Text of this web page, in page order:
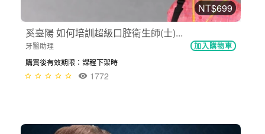
NT$699
奚臺陽 如何培訓超級口腔衛生師(士)...
牙醫助理 加入購物車
購買後有效期限：課程下架時
1772